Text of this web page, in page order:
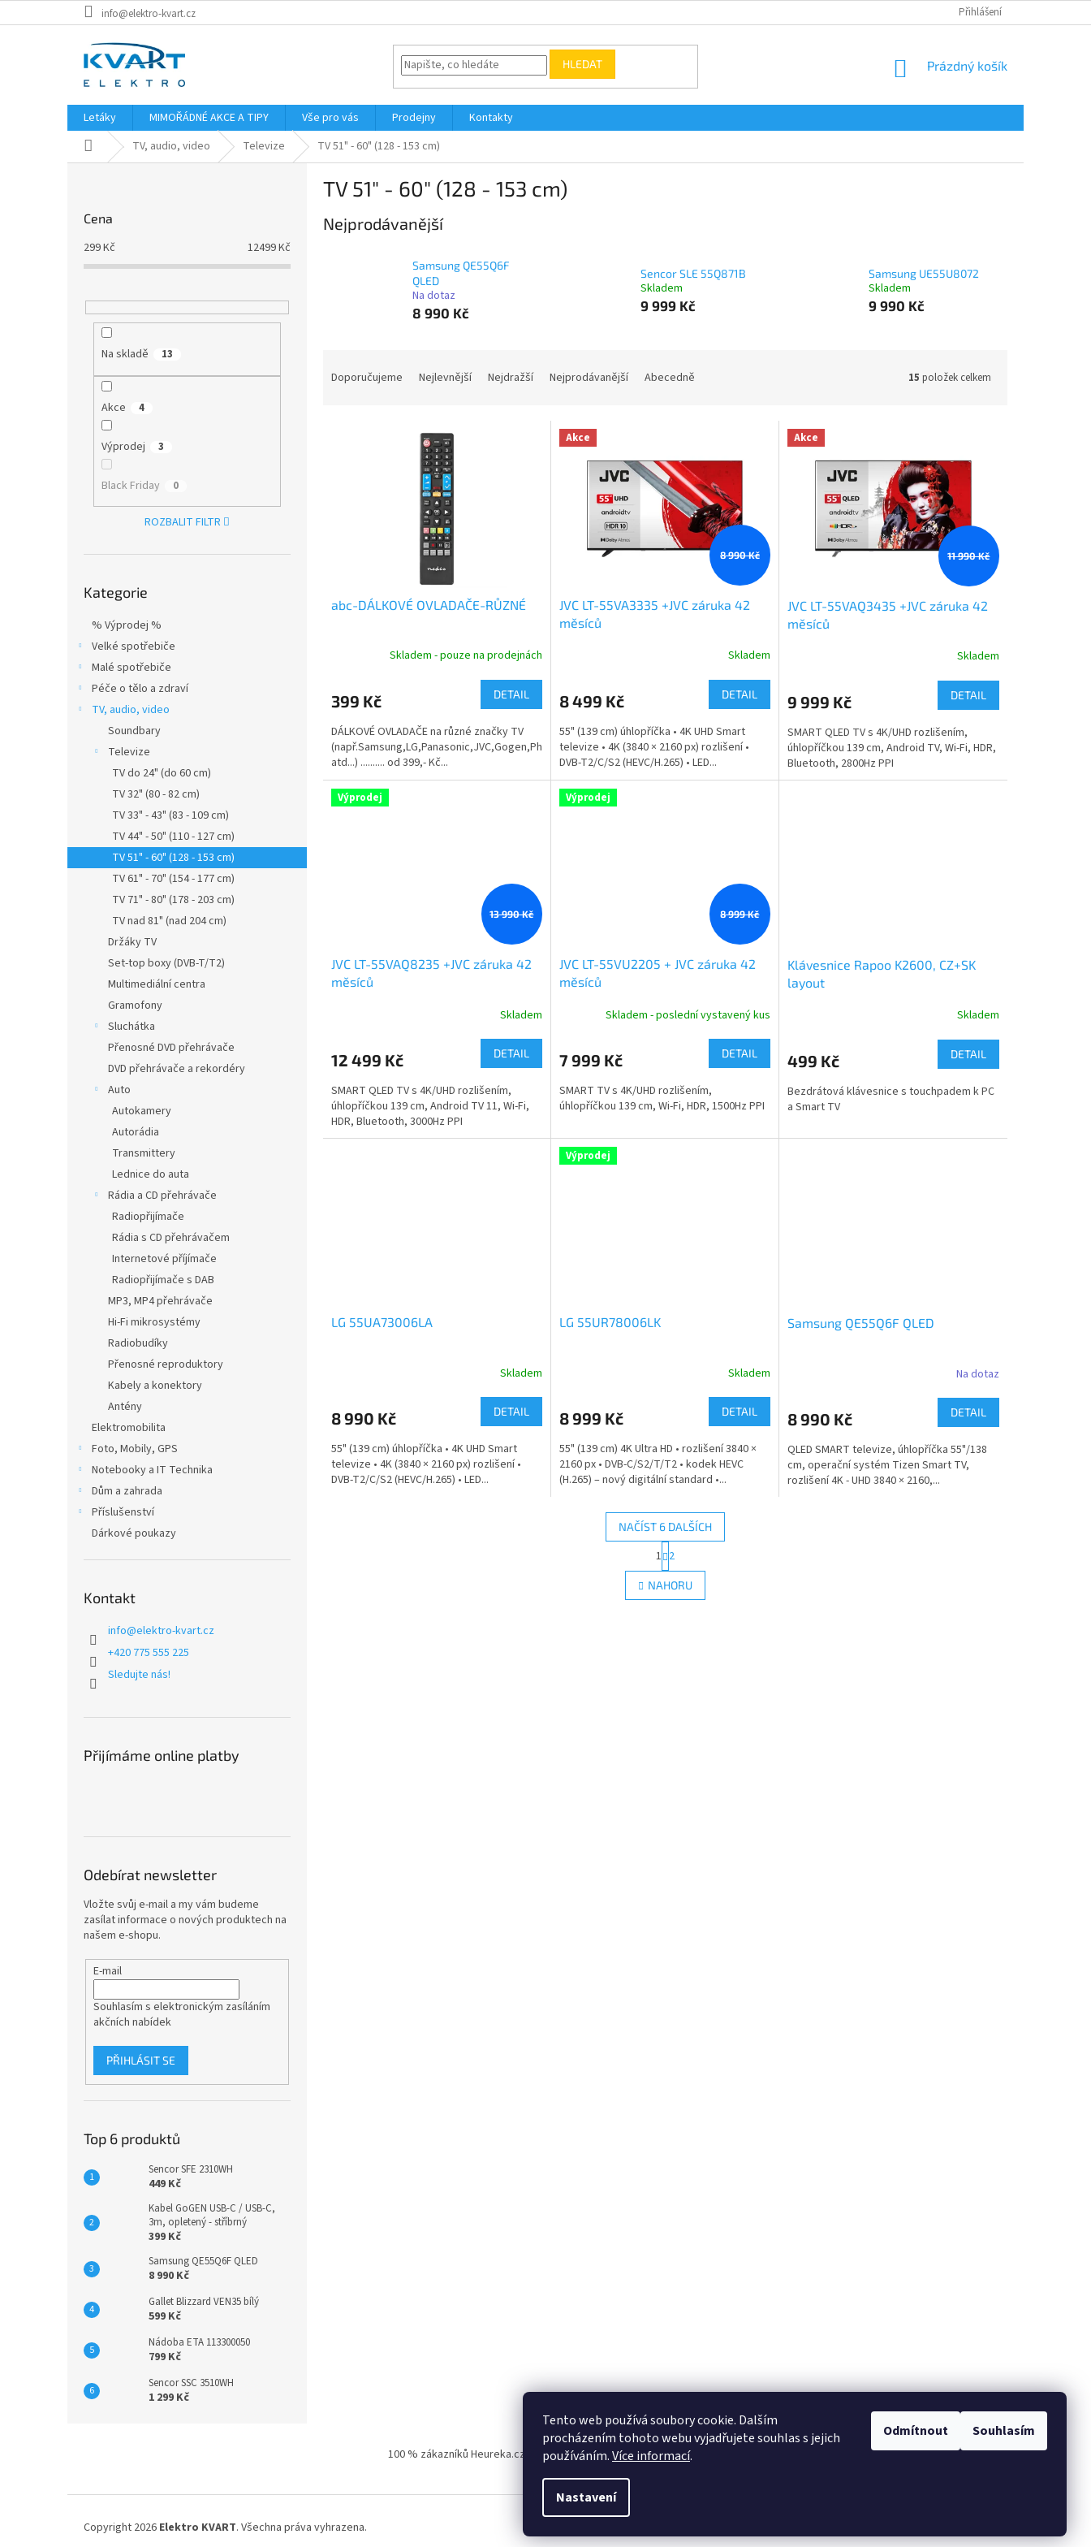
Tento web používá soubory cookie. Dalším
procházením tohoto webu vyjadřujete souhlas s jejich
používáním.Více informací.
Nastavení
Odmítnout Souhlasím
na
info@elektro-kvart.cz Přihlášení
HLEDAT
NÁKUPNÍ
Prázdný košík
Letáky MIMOŘÁDNÉ AKCE A TIPY Vše pro vás Prodejny
Kontakty
Domů TV, audio, video Televize TV 51" - 60" (128 - 153 cm)
Cena
299Kč 12499Kč
Na skladě 13
Akce 4
Výprodej 3
Black Friday 0
ROZBALIT FILTR
kategorie
Kategorie
% Výprodej %
Velké spotřebiče
Malé spotřebiče
Péče o tělo a zdraví
TV, audio, video
Soundbary
Televize
TV do 24" (do 60 cm)
TV 32" (80 - 82 cm)
TV 33" - 43" (83 - 109 cm)
TV 44" - 50" (110 - 127 cm)
TV 51" - 60" (128 - 153 cm)
TV 61" - 70" (154 - 177 cm)
TV 71" - 80" (178 - 203 cm)
TV nad 81" (nad 204 cm)
Držáky TV
Set-top boxy (DVB-T/T2)
Multimediální centra
Gramofony
Sluchátka
Přenosné DVD přehrávače
DVD přehrávače a rekordéry
Auto
Autokamery
Autorádia
Transmittery
Lednice do auta
Rádia a CD přehrávače
Radiopřijímače
Rádia s CD přehrávačem
Internetové příjímače
Radiopřijímače s DAB
MP3, MP4 přehrávače
Hi-Fi mikrosystémy
Radiobudíky
Přenosné reproduktory
Kabely a konektory
Antény
Elektromobilita
Foto, Mobily, GPS
Notebooky a IT Technika
Dům a zahrada
Příslušenství
Dárkové poukazy
Kontakt
info@elektro-kvart.cz
+420 775 555 225
Sledujte nás!
Přijímáme online platby
Odebírat newsletter
Vložte svůj e-mail a my vám budeme
zasílat informace o nových produktech na
našem e-shopu.
E-mail
Souhlasím s elektronickým zasíláním
akčních nabídek
PŘIHLÁSIT SE
Top 6 produktů
Sencor SFE 2310WH
449 Kč
Kabel GoGEN USB-C / USB-C,
3m, opletený - stříbrný
399 Kč
Samsung QE55Q6F QLED
8 990 Kč
Gallet Blizzard VEN35 bílý
599 Kč
Nádoba ETA 113300050
799 Kč
Sencor SSC 3510WH
1 299 Kč
TV 51" - 60" (128 - 153 cm)
Nejprodávanější
Samsung QE55Q6F
QLED
Na dotaz
8 990 Kč
Sencor SLE 55Q871B
Skladem
9 999 Kč
Samsung UE55U8072
Skladem
9 990 Kč
Doporučujeme Nejlevnější Nejdražší Nejprodávanější Abecedně 15 položek celkem
abc-DÁLKOVÉ OVLADAČE-RŮZNÉ
Skladem - pouze na prodejnách
399 Kč DETAIL
DÁLKOVÉ OVLADAČE na různé značky TV
(např.Samsung,LG,Panasonic,JVC,Gogen,Philips,Sony
atd...) .......... od 399,- Kč...
Akce
8 990 Kč
JVC LT-55VA3335 +JVC záruka 42
měsíců
Skladem
8 499 Kč DETAIL
55" (139 cm) úhlopříčka • 4K UHD Smart
televize • 4K (3840 × 2160 px) rozlišení •
DVB-T2/C/S2 (HEVC/H.265) • LED...
Akce
11 990 Kč
JVC LT-55VAQ3435 +JVC záruka 42
měsíců
Skladem
9 999 Kč DETAIL
SMART QLED TV s 4K/UHD rozlišením,
úhlopříčkou 139 cm, Android TV, Wi-Fi, HDR,
Bluetooth, 2800Hz PPI
Výprodej
13 990 Kč
JVC LT-55VAQ8235 +JVC záruka 42
měsíců
Skladem
12 499 Kč DETAIL
SMART QLED TV s 4K/UHD rozlišením,
úhlopříčkou 139 cm, Android TV 11, Wi-Fi,
HDR, Bluetooth, 3000Hz PPI
Výprodej
8 999 Kč
JVC LT-55VU2205 + JVC záruka 42
měsíců
Skladem - poslední vystavený kus
7 999 Kč DETAIL
SMART TV s 4K/UHD rozlišením,
úhlopříčkou 139 cm, Wi-Fi, HDR, 1500Hz PPI
Klávesnice Rapoo K2600, CZ+SK
layout
Skladem
499 Kč DETAIL
Bezdrátová klávesnice s touchpadem k PC
a Smart TV
LG 55UA73006LA
Skladem
8 990 Kč DETAIL
55" (139 cm) úhlopříčka • 4K UHD Smart
televize • 4K (3840 × 2160 px) rozlišení •
DVB-T2/C/S2 (HEVC/H.265) • LED...
Výprodej
LG 55UR78006LK
Skladem
8 999 Kč DETAIL
55" (139 cm) 4K Ultra HD • rozlišení 3840 ×
2160 px • DVB-C/S2/T/T2 • kodek HEVC
(H.265) – nový digitální standard •...
Samsung QE55Q6F QLED
Na dotaz
8 990 Kč DETAIL
QLED SMART televize, úhlopříčka 55"/138
cm, operační systém Tizen Smart TV,
rozlišení 4K - UHD 3840 × 2160,...
O
v
l
NAČÍST 6 DALŠÍCH
t
r
á
n
1 2
NAHORU
100 % zákazníků Heureka.cz nás doporučuje! Zboží.cz Firmy.cz
Copyright 2026 Elektro KVART. Všechna práva vyhrazena.